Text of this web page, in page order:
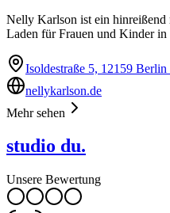
Nelly Karlson ist ein hinreißend
Laden für Frauen und Kinder
Isoldestraße 5, 12159 Berlin
nellykarlson.de
Mehr sehen
studio du.
Unsere Bewertung